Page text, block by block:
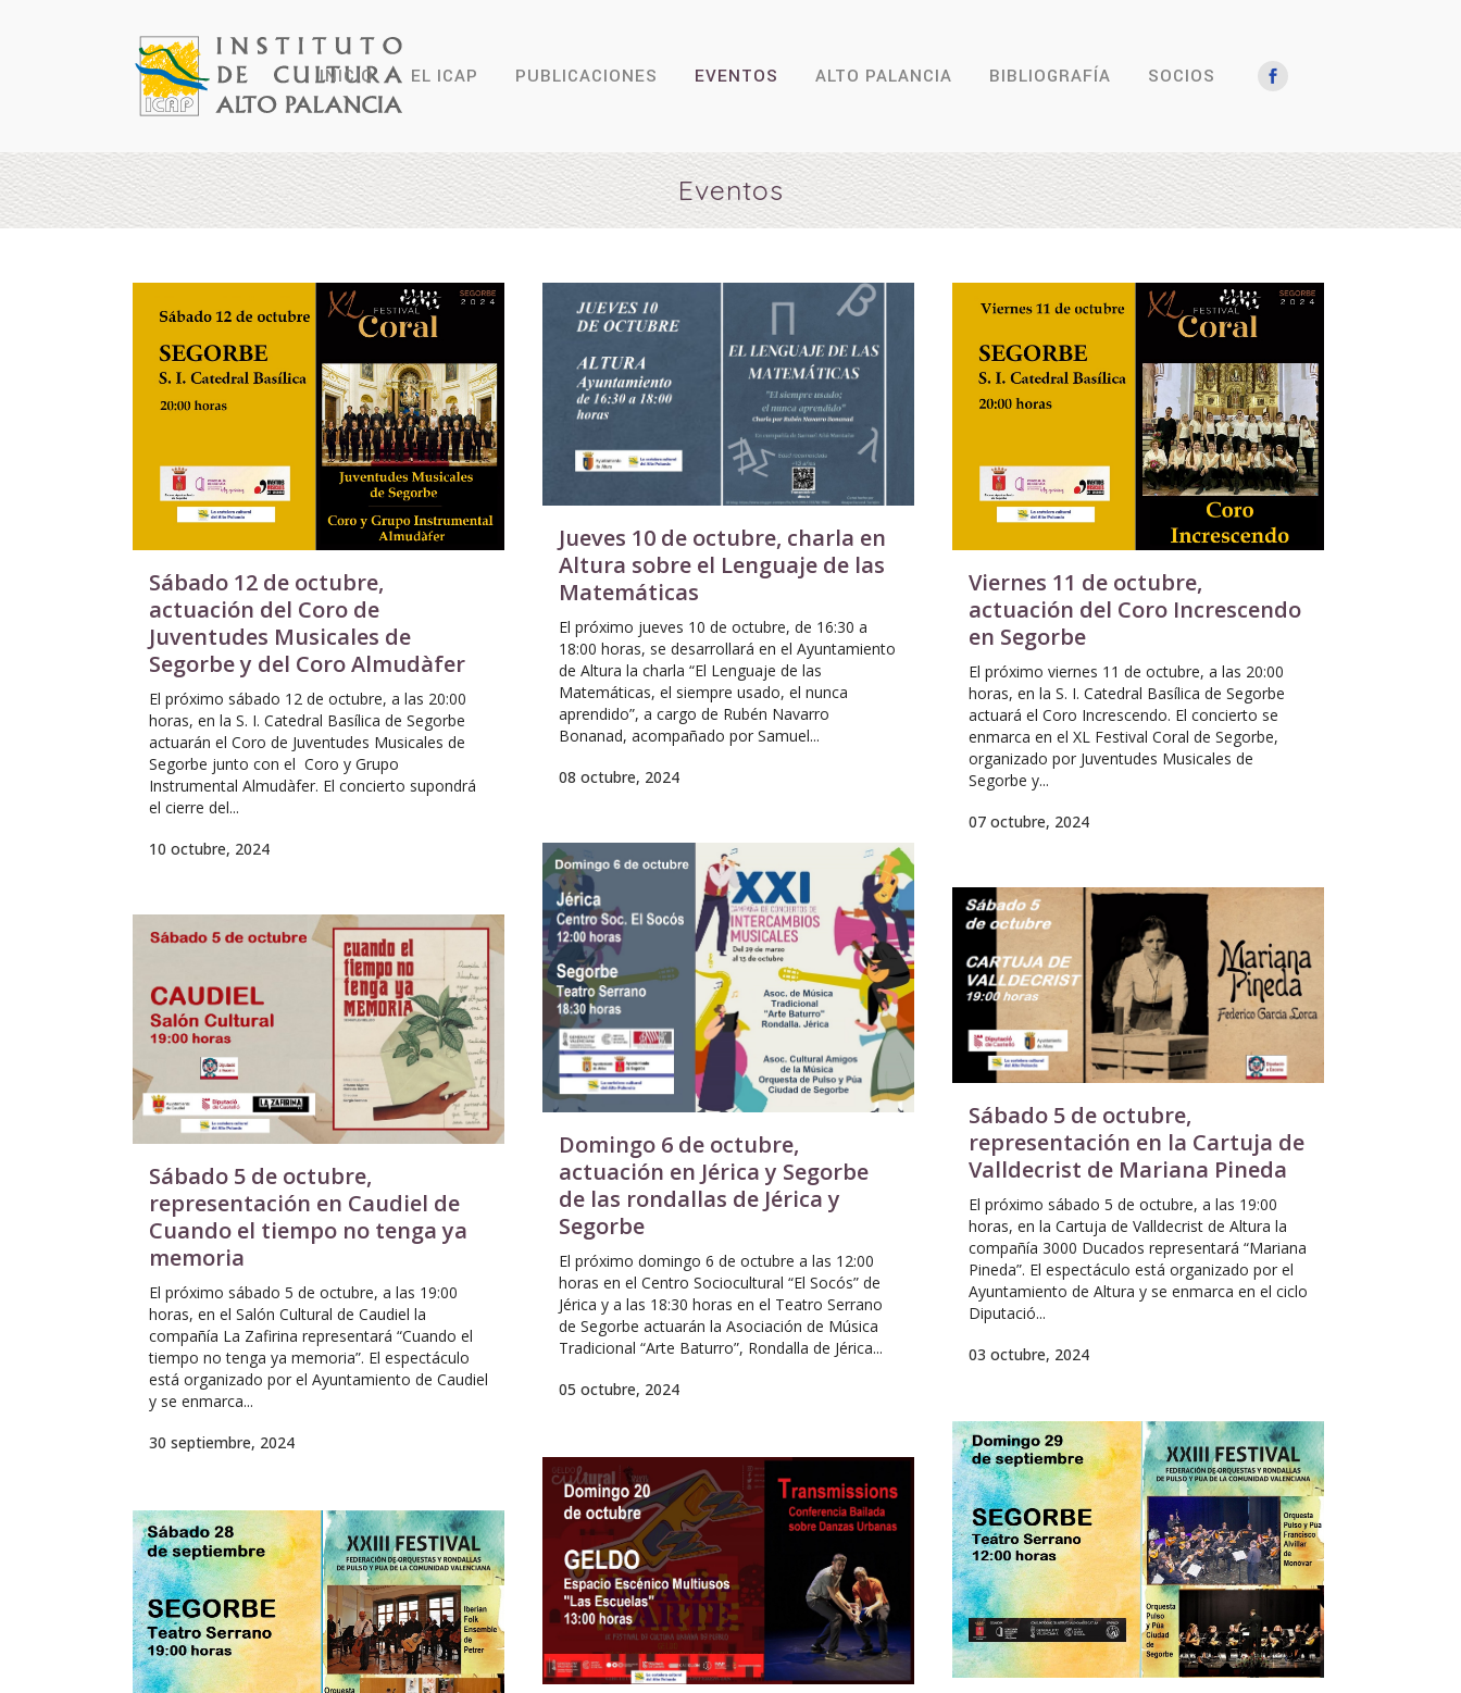
INICIO EL ICAP PUBLICACIONES EVENTOS ALTO PALANCIA BIBLIOGRAFÍA SOCIOS
Eventos
Sábado 12 de octubre,
actuación del Coro de
Juventudes Musicales de
Segorbe y del Coro Almudàfer
El próximo sábado 12 de octubre, a las 20:00
horas, en la S. I. Catedral Basílica de Segorbe
actuarán el Coro de Juventudes Musicales de
Segorbe junto con el Coro y Grupo
Instrumental Almudàfer. El concierto supondrá
el cierre del...
10 octubre, 2024
Jueves 10 de octubre, charla en
Altura sobre el Lenguaje de las
Matemáticas
El próximo jueves 10 de octubre, de 16:30 a
18:00 horas, se desarrollará en el Ayuntamiento
de Altura la charla “El Lenguaje de las
Matemáticas, el siempre usado, el nunca
aprendido”, a cargo de Rubén Navarro
Bonanad, acompañado por Samuel...
08 octubre, 2024
Viernes 11 de octubre,
actuación del Coro Increscendo
en Segorbe
El próximo viernes 11 de octubre, a las 20:00
horas, en la S. I. Catedral Basílica de Segorbe
actuará el Coro Increscendo. El concierto se
enmarca en el XL Festival Coral de Segorbe,
organizado por Juventudes Musicales de
Segorbe y...
07 octubre, 2024
Domingo 6 de octubre,
actuación en Jérica y Segorbe
de las rondallas de Jérica y
Segorbe
El próximo domingo 6 de octubre a las 12:00
horas en el Centro Sociocultural “El Socós” de
Jérica y a las 18:30 horas en el Teatro Serrano
de Segorbe actuarán la Asociación de Música
Tradicional “Arte Baturro”, Rondalla de Jérica...
05 octubre, 2024
Sábado 5 de octubre,
representación en la Cartuja de
Valldecrist de Mariana Pineda
El próximo sábado 5 de octubre, a las 19:00
horas, en la Cartuja de Valldecrist de Altura la
compañía 3000 Ducados representará “Mariana
Pineda”. El espectáculo está organizado por el
Ayuntamiento de Altura y se enmarca en el ciclo
Diputació...
03 octubre, 2024
Sábado 5 de octubre,
representación en Caudiel de
Cuando el tiempo no tenga ya
memoria
El próximo sábado 5 de octubre, a las 19:00
horas, en el Salón Cultural de Caudiel la
compañía La Zafirina representará “Cuando el
tiempo no tenga ya memoria”. El espectáculo
está organizado por el Ayuntamiento de Caudiel
y se enmarca...
30 septiembre, 2024